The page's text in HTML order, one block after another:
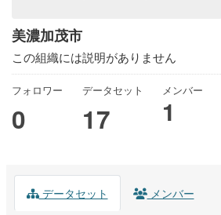
美濃加茂市
この組織には説明がありません
フォロワー
0
データセット
17
メンバー
1
データセット メンバー